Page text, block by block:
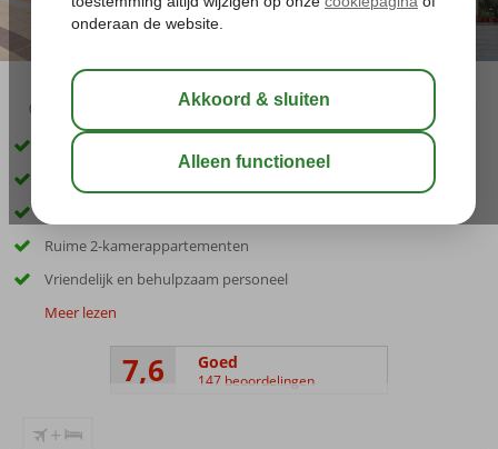
03:30 aug 33°C
Aantrekkelijk geprijsd
Centraal, rustig gelegen
Ruime 2-kamerappartementen
Vriendelijk en behulpzaam personeel
Meer lezen
7,6 Goed
147 beoordelingen
+